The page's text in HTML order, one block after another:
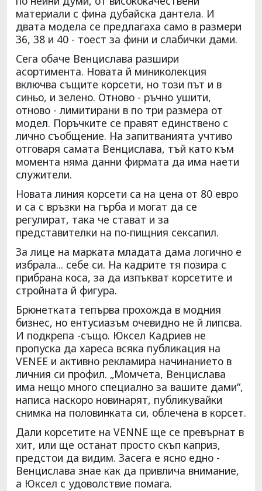
материали с фина дубайска дантела. И
двата модела се предлагаха само в размери
36, 38 и 40 - тоест за фини и слабички дами.
Сега обаче Венцислава разшири
асортимента. Новата й миниколекция
включва същите корсети, но този път и в
синьо, и зелено. Отново - ръчно ушити,
отново - лимитирани в по три размера от
модел. Поръчките се правят единствено с
лично съобщение. На запитванията учтиво
отговаря самата Венцислава, тъй като към
момента няма данни фирмата да има наети
служители.
Новата линия корсети са на цена от 80 евро
и са с връзки на гърба и могат да се
регулират, така че стават и за
представителки на по-пищния сексапил.
За лице на марката младата дама логично е
избрала... себе си. На кадрите тя позира с
прибрана коса, за да изпъкват корсетите и
стройната й фигура.
Брюнетката тепърва прохожда в модния
бизнес, но ентусиазъм очевидно не й липсва.
И подкрепа -също. Юксел Кадриев не
пропуска да хареса всяка публикация на
VENEE и активно рекламира начинанието в
личния си профил. „Момчета, Венцислава
има нещо много специално за вашите дами“,
написа наскоро новинарят, публикувайки
снимка на половинката си, облечена в корсет.
Дали корсетите на VENNE ще се превърнат в
хит, или ще останат просто скъп каприз,
предстои да видим. Засега е ясно едно -
Венцислава знае как да привлича внимание,
а Юксел с удоволствие помага.